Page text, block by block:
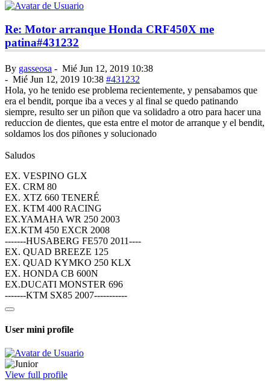
Re: Motor arranque Honda CRF450X me
patina#431232
By gasseosa - Mié Jun 12, 2019 10:38
- Mié Jun 12, 2019 10:38 #431232
Hola, yo he tenido ese problema recientemente, y pensabamos que
era el bendit, porque iba a veces y al final se quedo patinando
siempre, resulto ser un piñon que va solidadro a otro para hacer una
reduccion de dientes, que esta entre el motor de arranque y el bendit,
soldamos los dos piñones y solucionado
Saludos
EX. VESPINO GLX
EX. CRM 80
EX. XTZ 660 TENERÉ
EX. KTM 400 RACING
EX.YAMAHA WR 250 2003
EX.KTM 450 EXCR 2008
-------HUSABERG FE570 2011----
EX. QUAD BREEZE 125
EX. QUAD KYMKO 250 KLX
EX. HONDA CB 600N
EX.DUCATI MONSTER 696
-------KTM SX85 2007-----------
User mini profile
View full profile